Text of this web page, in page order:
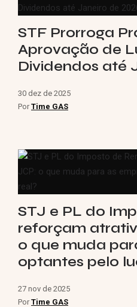
STF Prorroga
Aprovação de
Dividendos até
30 dez de 2025
Por Time GAS
STJ e PL do
reforçam
o que muda
optantes pelo
27 nov de 2025
Por Time GAS